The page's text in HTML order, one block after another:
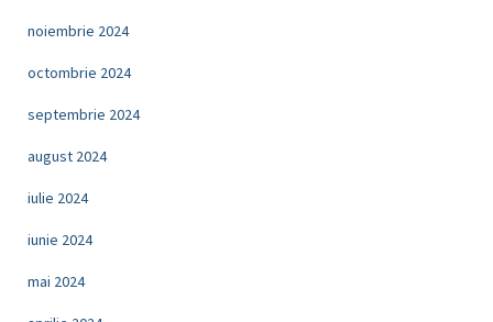
noiembrie 2024
octombrie 2024
septembrie 2024
august 2024
iulie 2024
iunie 2024
mai 2024